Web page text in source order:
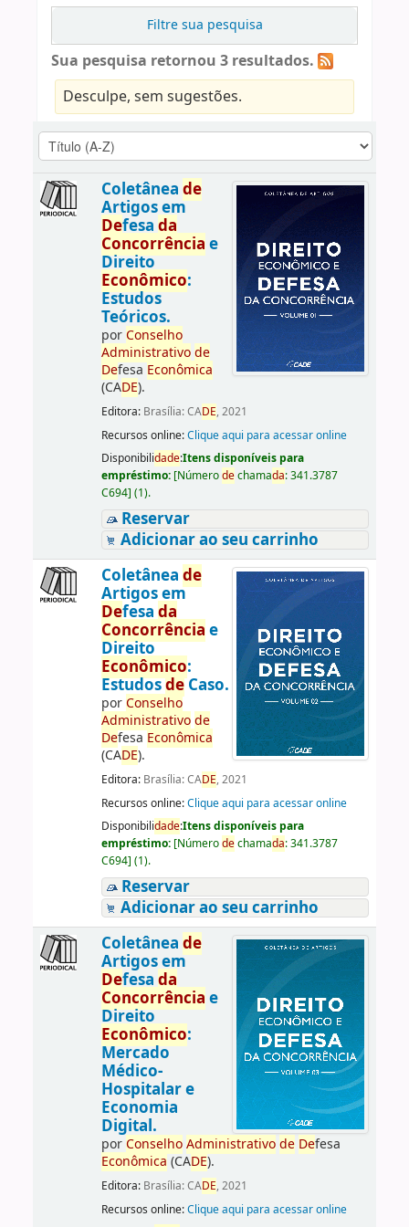
Filtre sua pesquisa
Sua pesquisa retornou 3 resultados.
Desculpe, sem sugestões.
Coletânea de
Artigos em
Defesa da
Concorrência e
Direito
Econômico:
Estudos
Teóricos.
porConselho
Administrativo de
Defesa Econômica
(CADE).
Editora: Brasília: CADE, 2021
Recursos online:Clique aqui para acessar online
Disponibilidade:Itens disponíveis para
empréstimo: [Númerodechamada:341.3787
C694] (1).
Reservar
Adicionar ao seu carrinho
Coletânea de
Artigos em
Defesa da
Concorrência e
Direito
Econômico:
EstudosdeCaso.
porConselho
Administrativo de
Defesa Econômica
(CADE).
Editora: Brasília: CADE, 2021
Recursos online:Clique aqui para acessar online
Disponibilidade:Itens disponíveis para
empréstimo: [Númerodechamada:341.3787
C694] (1).
Reservar
Adicionar ao seu carrinho
Coletânea de
Artigos em
Defesa da
Concorrência e
Direito
Econômico:
Mercado
Médico-
Hospitalar e
Economia
Digital.
porConselho Administrativo de Defesa
Econômica (CADE).
Editora: Brasília: CADE, 2021
Recursos online:Clique aqui para acessar online